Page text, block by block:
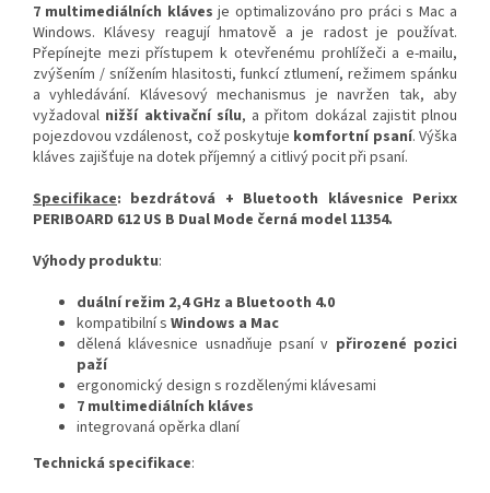
7 multimediálních kláves je optimalizováno pro práci s Mac a
Windows. Klávesy reagují hmatově a je radost je používat.
Přepínejte mezi přístupem k otevřenému prohlížeči a e-mailu,
zvýšením / snížením hlasitosti, funkcí ztlumení, režimem spánku
a vyhledávání. Klávesový mechanismus je navržen tak, aby
vyžadoval nižší aktivační sílu, a přitom dokázal zajistit plnou
pojezdovou vzdálenost, což poskytuje komfortní psaní. Výška
kláves zajišťuje na dotek příjemný a citlivý pocit při psaní.
Specifikace: bezdrátová + Bluetooth klávesnice Perixx
PERIBOARD 612 US B Dual Mode černá model 11354.
Výhody produktu:
duální režim 2,4 GHz a Bluetooth 4.0
kompatibilní s Windows a Mac
dělená klávesnice usnadňuje psaní v přirozené pozici
paží
ergonomický design s rozdělenými klávesami
7 multimediálních kláves
integrovaná opěrka dlaní
Technická specifikace: